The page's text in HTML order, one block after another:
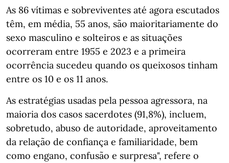
As 86 vítimas e sobreviventes até agora escutados
têm, em média, 55 anos, são maioritariamente do
sexo masculino e solteiros e as situações
ocorreram entre 1955 e 2023 e a primeira
ocorrência sucedeu quando os queixosos tinham
entre os 10 e os 11 anos.
As estratégias usadas pela pessoa agressora, na
maioria dos casos sacerdotes (91,8%), incluem,
sobretudo, abuso de autoridade, aproveitamento
da relação de confiança e familiaridade, bem
como engano, confusão e surpresa", refere o